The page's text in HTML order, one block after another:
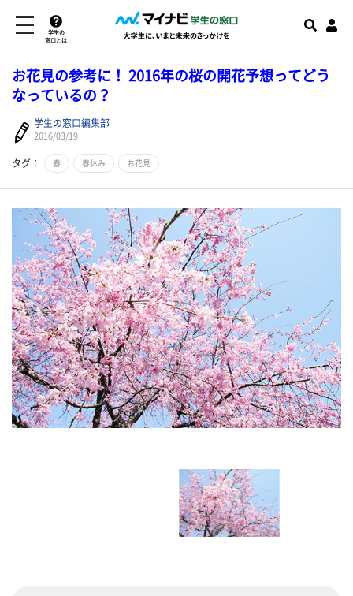
学生の
窓口とは
お花見の参考に！ 2016年の桜の開花予想ってどう
なっているの？
学生の窓口編集部
2016/03/19
タグ： 春 春休み お花見